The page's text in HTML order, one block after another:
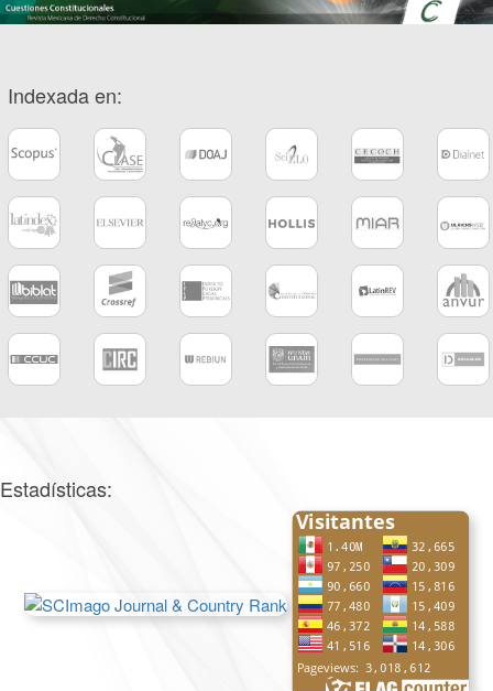
Indexada en:
Estadísticas: